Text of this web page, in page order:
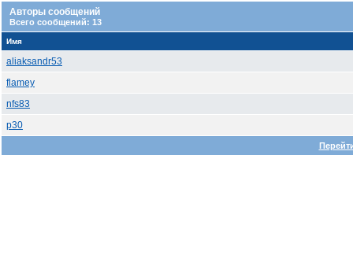
Авторы сообщений
Всего сообщений: 13
Имя
aliaksandr53
flamey
nfs83
p30